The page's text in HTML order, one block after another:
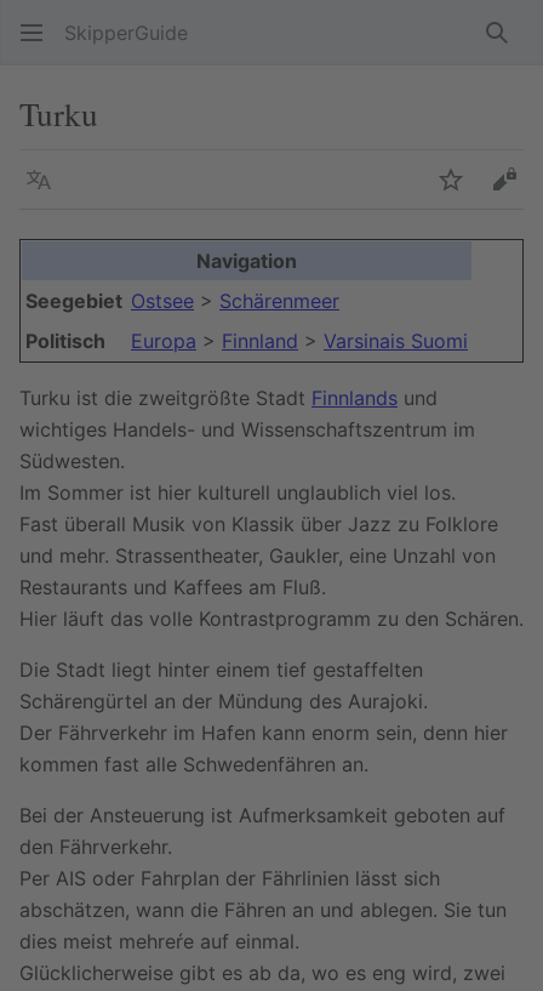
SkipperGuide
Turku
Sprache
Navigation
Seegebiet Ostsee > Schärenmeer
Politisch
Europa > Finnland > Varsinais Suomi
Turku ist die zweitgrößte Stadt Finnlands und
wichtiges Handels- und Wissenschaftszentrum im
Südwesten.
Im Sommer ist hier kulturell unglaublich viel los.
Fast überall Musik von Klassik über Jazz zu Folklore
und mehr. Strassentheater, Gaukler, eine Unzahl von
Restaurants und Kaffees am Fluß.
Hier läuft das volle Kontrastprogramm zu den Schären.
Die Stadt liegt hinter einem tief gestaffelten
Schärengürtel an der Mündung des Aurajoki.
Der Fährverkehr im Hafen kann enorm sein, denn hier
kommen fast alle Schwedenfähren an.
Bei der Ansteuerung ist Aufmerksamkeit geboten auf
den Fährverkehr.
Per AIS oder Fahrplan der Fährlinien lässt sich
abschätzen, wann die Fähren an und ablegen. Sie tun
dies meist mehreŕe auf einmal.
Glücklicherweise gibt es ab da, wo es eng wird, zwei